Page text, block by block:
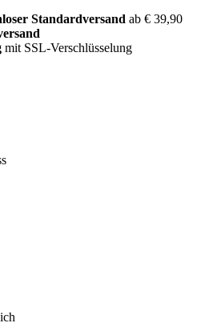
Standardversand ab € 39,90
mit SSL-Verschlüsselung